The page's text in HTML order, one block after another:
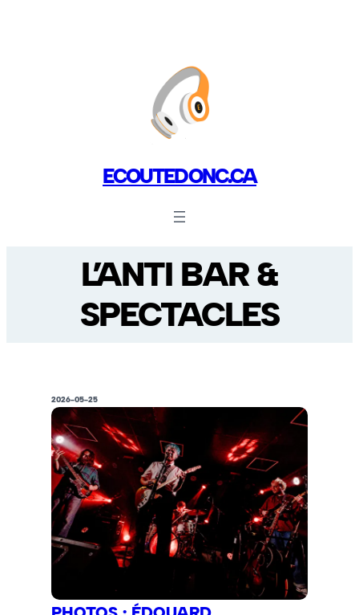
ECOUTEDONC.CA
L’ANTI BAR &
SPECTACLES
2026-05-25